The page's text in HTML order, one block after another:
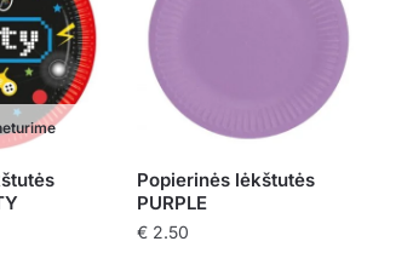
Popierinės lėkštutės
PURPLE
€2.50